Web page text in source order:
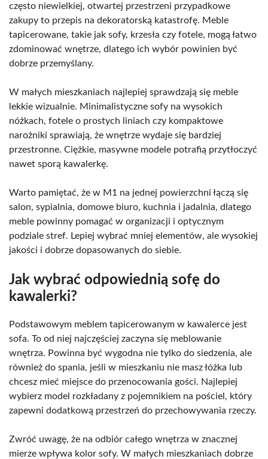
często niewielkiej, otwartej przestrzeni przypadkowe
zakupy to przepis na dekoratorską katastrofę. Meble
tapicerowane, takie jak sofy, krzesła czy fotele, mogą łatwo
zdominować wnętrze, dlatego ich wybór powinien być
dobrze przemyślany.
W małych mieszkaniach najlepiej sprawdzają się meble
lekkie wizualnie. Minimalistyczne sofy na wysokich
nóżkach, fotele o prostych liniach czy kompaktowe
narożniki sprawiają, że wnętrze wydaje się bardziej
przestronne. Ciężkie, masywne modele potrafią przytłoczyć
nawet sporą kawalerkę.
Warto pamiętać, że w M1 na jednej powierzchni łączą się
salon, sypialnia, domowe biuro, kuchnia i jadalnia, dlatego
meble powinny pomagać w organizacji i optycznym
podziale stref. Lepiej wybrać mniej elementów, ale wysokiej
jakości i dobrze dopasowanych do siebie.
Jak wybrać odpowiednią sofę do
kawalerki?
Podstawowym meblem tapicerowanym w kawalerce jest
sofa. To od niej najczęściej zaczyna się meblowanie
wnętrza. Powinna być wygodna nie tylko do siedzenia, ale
również do spania, jeśli w mieszkaniu nie masz łóżka lub
chcesz mieć miejsce do przenocowania gości. Najlepiej
wybierz model rozkładany z pojemnikiem na pościel, który
zapewni dodatkową przestrzeń do przechowywania rzeczy.
Zwróć uwagę, że na odbiór całego wnętrza w znacznej
mierze wpływa kolor sofy. W małych mieszkaniach dobrze